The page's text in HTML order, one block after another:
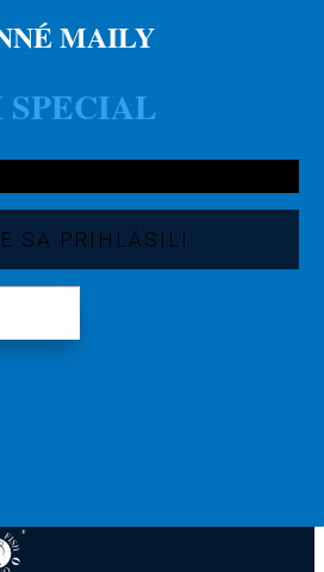
MAILY
SPECIAL
SA PRIHLÁSILI